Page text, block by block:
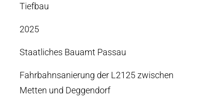
Tiefbau
2025
Staatliches Bauamt Passau
Fahrbahnsanierung der L2125 zwischen
Metten und Deggendorf